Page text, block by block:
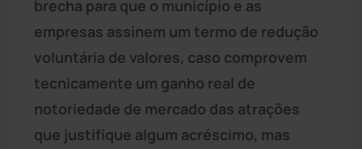
brecha para que o município e as
empresas assinem um termo de redução
voluntária de valores, caso comprovem
tecnicamente um ganho real de
notoriedade de mercado das atrações
que justifique algum acréscimo, mas